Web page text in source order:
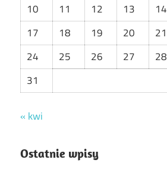
10
11 12 13 14
17
18 19 20 21
24
25 26 27 28
31
« kwi
Ostatnie wpisy